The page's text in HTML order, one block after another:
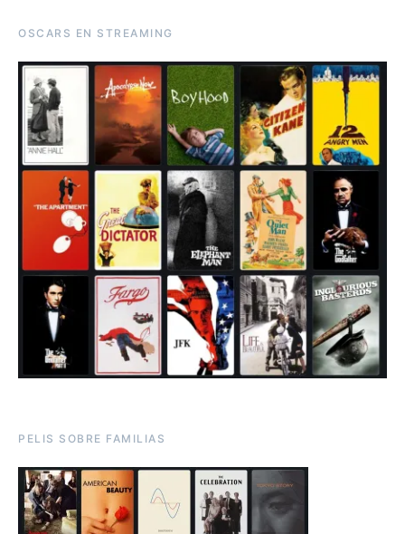
OSCARS EN STREAMING
PELIS SOBRE FAMILIAS